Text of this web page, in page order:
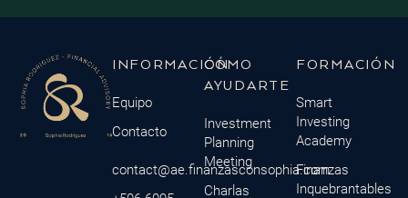
INFORMACIÓN
Equipo
Contacto
contact@ae.finanzasconsophia.com
CÓMO
AYUDARTE
Investment
Planning
Meeting
Charlas
FORMACIÓN
Smart
Investing
Academy
Finanzas
Inquebrantables